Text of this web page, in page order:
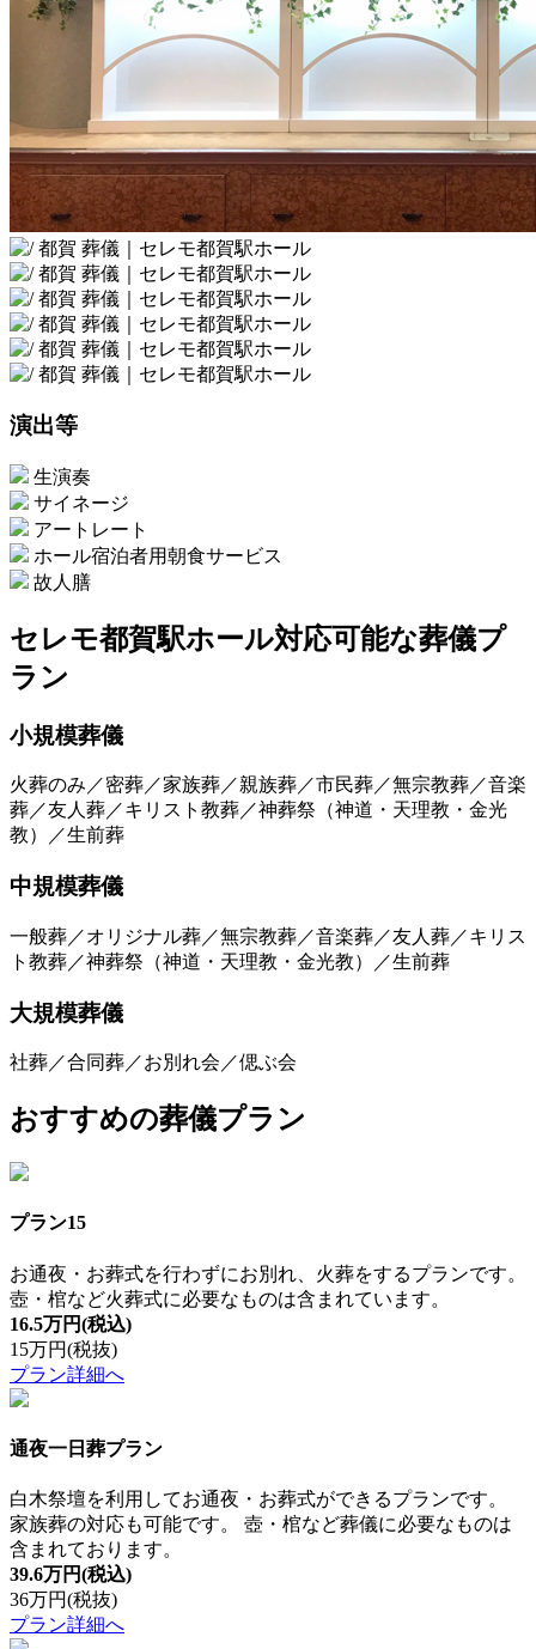
演出等
生演奏
サイネージ
アートレート
ホール宿泊者用朝食サービス
故人膳
セレモ都賀駅ホール対応可能な葬儀プ
ラン
小規模葬儀
火葬のみ／密葬／家族葬／親族葬／市民葬／無宗教葬／音楽
葬／友人葬／キリスト教葬／神葬祭（神道・天理教・金光
教）／生前葬
中規模葬儀
一般葬／オリジナル葬／無宗教葬／音楽葬／友人葬／キリス
ト教葬／神葬祭（神道・天理教・金光教）／生前葬
大規模葬儀
社葬／合同葬／お別れ会／偲ぶ会
おすすめの葬儀プラン
プラン15
お通夜・お葬式を行わずにお別れ、火葬をするプランです。
壺・棺など火葬式に必要なものは含まれています。
16.5万円(税込)
15万円(税抜)
プラン詳細へ
通夜一日葬プラン
白木祭壇を利用してお通夜・お葬式ができるプランです。
家族葬の対応も可能です。 壺・棺など葬儀に必要なものは
含まれております。
39.6万円(税込)
36万円(税抜)
プラン詳細へ